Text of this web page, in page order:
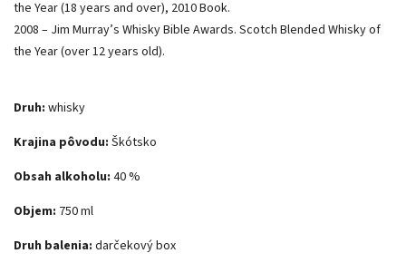
the Year (18 years and over), 2010 Book.
2008 – Jim Murray’s Whisky Bible Awards. Scotch Blended Whisky of
the Year (over 12 years old).
Druh: whisky
Krajina pôvodu: Škótsko
Obsah alkoholu: 40 %
Objem: 750 ml
Druh balenia: darčekový box